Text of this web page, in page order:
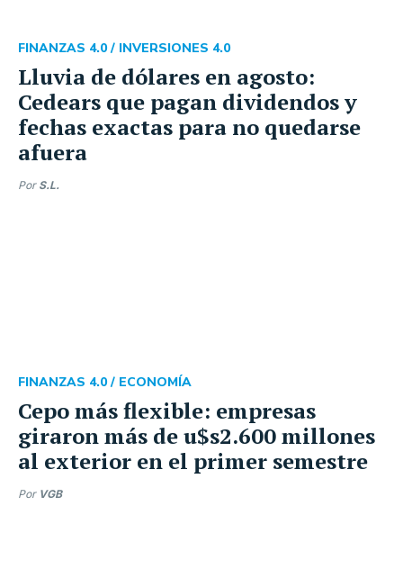
Lluvia de dólares en agosto:
Cedears que pagan dividendos y
fechas exactas para no quedarse
afuera
FINANZAS 4.0 / INVERSIONES 4.0
Por S.L.
Cepo más flexible: empresas
giraron más de u$s2.600 millones
al exterior en el primer semestre
FINANZAS 4.0 / ECONOMÍA
Por VGB